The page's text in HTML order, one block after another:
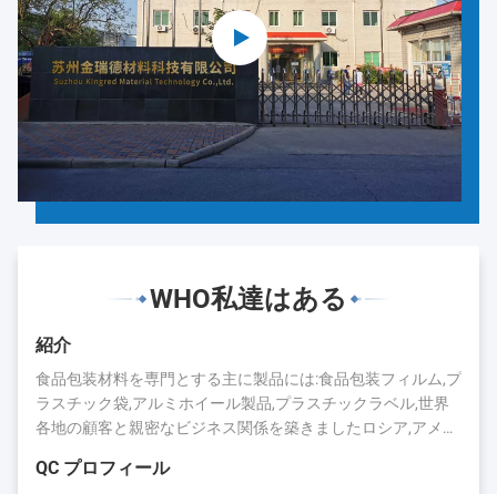
WHO私達はある
紹介
食品包装材料を専門とする主に製品には:食品包装フィルム,プ
ラスチック袋,アルミホイール製品,プラスチックラベル,世界
各地の顧客と親密なビジネス関係を築きましたロシア,アメリ
長年の蓄積により,キングレッドは評判と業界での存在を得ま
QC プロフィール